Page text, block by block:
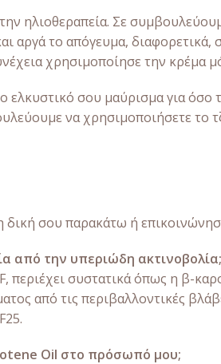
ηλιοθεραπεία. Σε
αργά το απόγευμα,
χρησιμοποίησε την κρέμα
σου μαύρισμα για όσο
να χρησιμοποιήσετε
δική σου παρακάτω ή
από την υπεριώδη ακτινοβολία;
συστατικά όπως η β-
από τις περιβαλλοντικές
Oil στο πρόσωπό μου;